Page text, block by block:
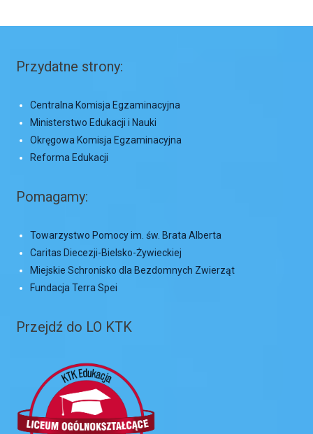
Przydatne strony:
Centralna Komisja Egzaminacyjna
Ministerstwo Edukacji i Nauki
Okręgowa Komisja Egzaminacyjna
Reforma Edukacji
Pomagamy:
Towarzystwo Pomocy im. św. Brata Alberta
Caritas Diecezji-Bielsko-Żywieckiej
Miejskie Schronisko dla Bezdomnych Zwierząt
Fundacja Terra Spei
Przejdź do LO KTK